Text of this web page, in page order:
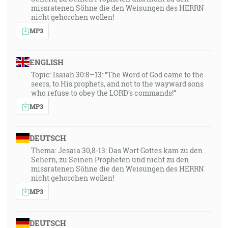
čujú slovo Božie a zachovávajú ho! [Lk 11:27-28]
32:01
A on, to Slovo sa stalo telom a stánilo medzi nami, a
hľadeli sme na jeho slávu, na slávu jako
jednorodeného od Otca a bol plný milosti a pravdy. [Jn
1:14]
36:03
… takže môžeme smele hovoriť: Pán mi je
[Žd 13:6]
36:15
… nie zo skutkov spravedlivosti, ktoré by sme asi my
boli činili, ale podľa svojho milosrdenstva nás spasil
kúpeľom opätného splodenia a obnovením Svätého
missratenen Söhne die den Weisungen des HERRN
nicht gehorchen wollen!
MP3
ENGLISH
Topic: Isaiah 30:8–13: “The Word of God came to the
seers, to His prophets, and not to the wayward sons
who refuse to obey the LORD’s commands!”
MP3
DEUTSCH
Thema: Jesaia 30,8-13: Das Wort Gottes kam zu den
Sehern, zu Seinen Propheten und nicht zu den
missratenen Söhne die den Weisungen des HERRN
nicht gehorchen wollen!
MP3
DEUTSCH